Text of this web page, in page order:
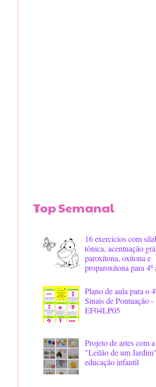
Top Semanal
16 exercícios com
tônica, acentuação
paroxítona, oxítona e
proparoxítona para 4º
Plano de aula para o
Sinais de Pontuação -
EF04LP05
Projeto de artes com
"Leilão de um
educação infantil